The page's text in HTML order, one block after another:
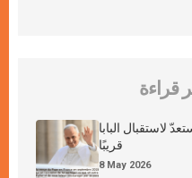
قراءة
لاستقبال البابا
قريبًا
8 May 2026